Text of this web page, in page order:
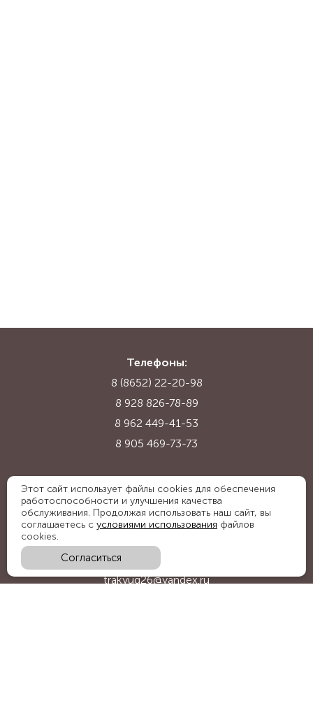
Телефоны:
8 (8652) 22-20-98
8 928 826-78-89
8 962 449-41-53
8 905 469-73-73
Адрес:
Ставропольский край, с. Надежда,
ул. Промышленная, 1Б
trakyug26@yandex.ru
Этот сайт использует файлы cookies для обеспечения
работоспособности и улучшения качества
обслуживания. Продолжая использовать наш сайт, вы
соглашаетесь с условиями использования файлов
cookies.
Согласиться